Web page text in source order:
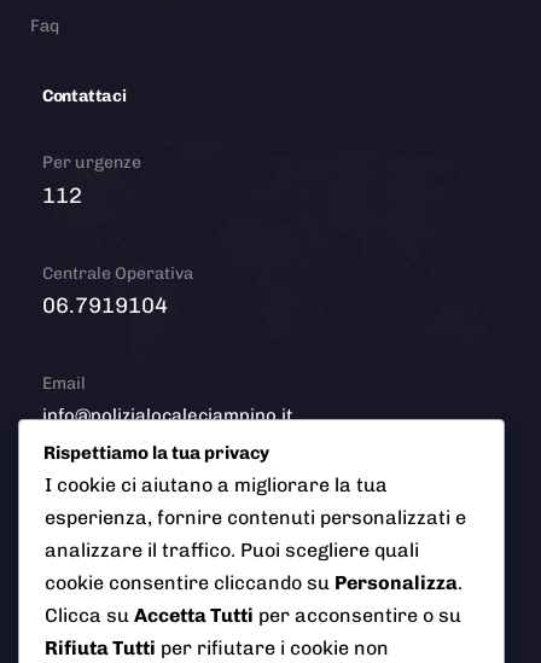
Faq
Contattaci
Per urgenze
112
Centrale Operativa
06.7919104
Email
info@polizialocaleciampino.it
© 2026 Polizia Locale del Comune di Ciampino (Roma). Tutti
i diritti riservati
Rispettiamo la tua privacy
I cookie ci aiutano a migliorare la tua
esperienza, fornire contenuti personalizzati e
analizzare il traffico. Puoi scegliere quali
cookie consentire cliccando su Personalizza.
Clicca su Accetta Tutti per acconsentire o su
Rifiuta Tutti per rifiutare i cookie non